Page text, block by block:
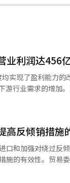
业利润达456
实现了盈利能力
在第二季度的K-IFRS单独标准
净利润为116亿韩
季以及半导体和AI
力产品型钢的盈
善。 东国CM在第二季度的K-
，净利润为146亿
年同期相比，营业
高反倾销措施
口和加强对绕过反
施的有效性。贸
进口。此次协商